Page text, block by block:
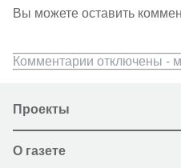
Вы можете оставить
Комментарии отключены -
Проекты
О газете